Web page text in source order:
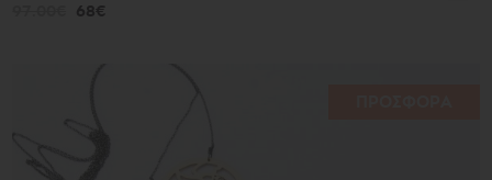
68€